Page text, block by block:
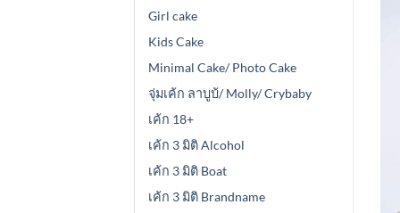
Girl cake
Kids Cake
Minimal Cake/ Photo Cake
จุ่มเค้ก ลาบูบ้/ Molly/ Crybaby
เค้ก 18+
เค้ก 3 มิติ Alcohol
เค้ก 3 มิติ Boat
เค้ก 3 มิติ Brandname